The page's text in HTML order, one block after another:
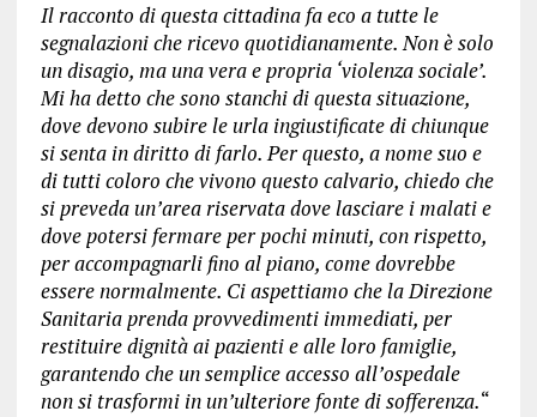
Il racconto di questa cittadina fa eco a tutte le
segnalazioni che ricevo quotidianamente. Non è solo
un disagio, ma una vera e propria ‘violenza sociale’.
Mi ha detto che sono stanchi di questa situazione,
dove devono subire le urla ingiustificate di chiunque
si senta in diritto di farlo. Per questo, a nome suo e
di tutti coloro che vivono questo calvario, chiedo che
si preveda un’area riservata dove lasciare i malati e
dove potersi fermare per pochi minuti, con rispetto,
per accompagnarli fino al piano, come dovrebbe
essere normalmente. Ci aspettiamo che la Direzione
Sanitaria prenda provvedimenti immediati, per
restituire dignità ai pazienti e alle loro famiglie,
garantendo che un semplice accesso all’ospedale
non si trasformi in un’ulteriore fonte di sofferenza.“